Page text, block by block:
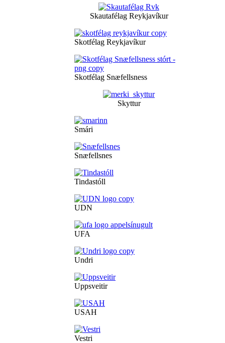
Skautafélag Reykjavíkur
Skotfélag Reykjavíkur
Skotfélag Snæfellsness
Skyttur
Smári
Snæfellsnes
Tindastóll
UDN
UFA
Undri
Uppsveitir
USAH
Vestri